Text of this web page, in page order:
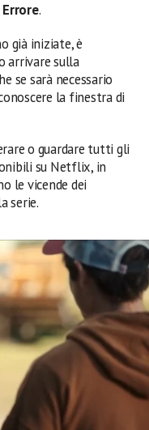
.
già iniziate, è
arrivare sulla
se sarà necessario
la finestra di
o guardare tutti gli
su Netflix, in
le vicende dei
serie.